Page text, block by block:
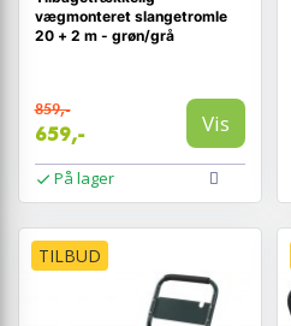
vægmonteret slangetromle
20 + 2 m - grøn/grå
859,-
659,- Vis
På lager
TILBUD